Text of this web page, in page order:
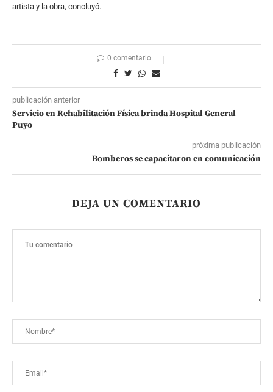
artista y la obra, concluyó.
0 comentario
publicación anterior
Servicio en Rehabilitación Física brinda Hospital General
Puyo
próxima publicación
Bomberos se capacitaron en comunicación
DEJA UN COMENTARIO